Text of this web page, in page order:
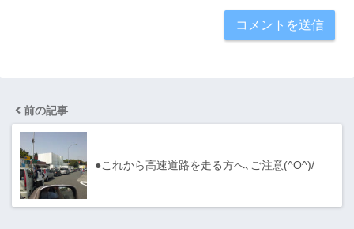
前の記事
●これから高速道路を走る方へ､ご注意(^O^)/